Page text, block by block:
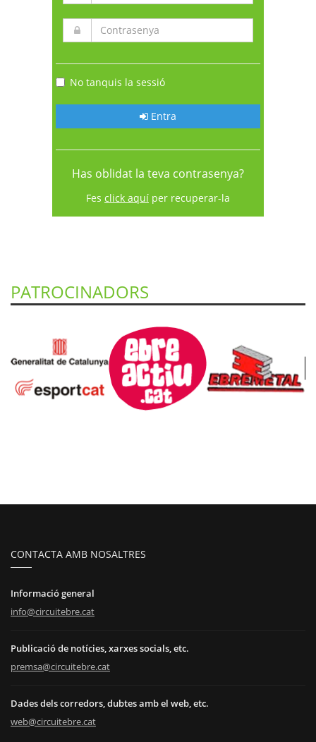
No tanquis la sessió
Entra
Has oblidat la teva contrasenya?
Fes click aquí per recuperar-la
PATROCINADORS
CONTACTA AMB NOSALTRES
Informació general
info@circuitebre.cat
Publicació de notícies, xarxes socials, etc.
premsa@circuitebre.cat
Dades dels corredors, dubtes amb el web, etc.
web@circuitebre.cat